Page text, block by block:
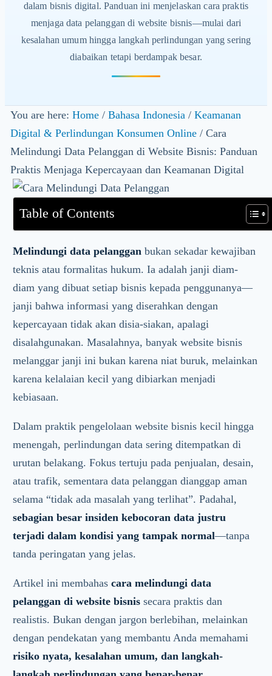
dalam bisnis digital. Panduan ini menjelaskan cara praktis
menjaga data pelanggan di website bisnis—mulai dari
kesalahan umum hingga langkah perlindungan yang sering
diabaikan tetapi berdampak besar.
You are here: Home / Bahasa Indonesia / Keamanan
Digital & Perlindungan Konsumen Online /Cara
Melindungi Data Pelanggan di Website Bisnis: Panduan
Praktis Menjaga Kepercayaan dan Keamanan Digital
Table of Contents
Melindungi data pelanggan bukan sekadar kewajiban
teknis atau formalitas hukum. Ia adalah janji diam-
diam yang dibuat setiap bisnis kepada penggunanya—
janji bahwa informasi yang diserahkan dengan
kepercayaan tidak akan disia-siakan, apalagi
disalahgunakan. Masalahnya, banyak website bisnis
melanggar janji ini bukan karena niat buruk, melainkan
karena kelalaian kecil yang dibiarkan menjadi
kebiasaan.
Dalam praktik pengelolaan website bisnis kecil hingga
menengah, perlindungan data sering ditempatkan di
urutan belakang. Fokus tertuju pada penjualan, desain,
atau trafik, sementara data pelanggan dianggap aman
selama “tidak ada masalah yang terlihat”. Padahal,
sebagian besar insiden kebocoran data justru
terjadi dalam kondisi yang tampak normal—tanpa
tanda peringatan yang jelas.
Artikel ini membahascara melindungi data
pelanggan di website bisnis secara praktis dan
realistis. Bukan dengan jargon berlebihan, melainkan
dengan pendekatan yang membantu Anda memahami
risiko nyata, kesalahan umum, dan langkah-